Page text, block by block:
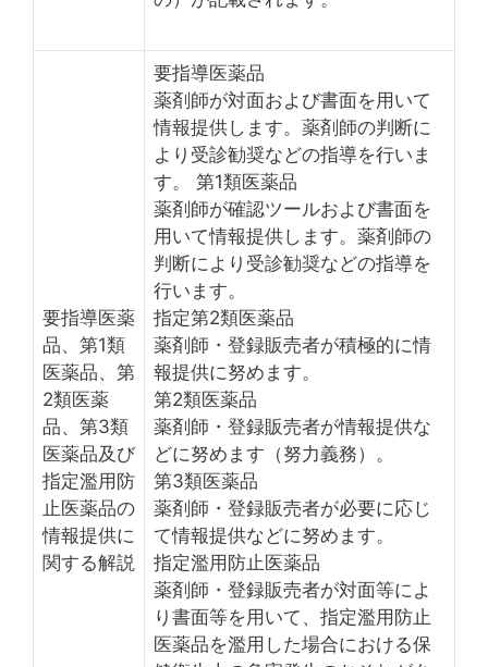
要指導医薬
品、第1類
医薬品、第
2類医薬
品、第3類
医薬品及び
指定濫用防
止医薬品の
情報提供に
関する解説
要指導医薬品
薬剤師が対面および書面を用いて
情報提供します。薬剤師の判断に
より受診勧奨などの指導を行いま
す。 第1類医薬品
薬剤師が確認ツールおよび書面を
用いて情報提供します。薬剤師の
判断により受診勧奨などの指導を
行います。
指定第2類医薬品
薬剤師・登録販売者が積極的に情
報提供に努めます。
第2類医薬品
薬剤師・登録販売者が情報提供な
どに努めます（努力義務）。
第3類医薬品
薬剤師・登録販売者が必要に応じ
て情報提供などに努めます。
指定濫用防止医薬品
薬剤師・登録販売者が対面等によ
り書面等を用いて、指定濫用防止
医薬品を濫用した場合における保